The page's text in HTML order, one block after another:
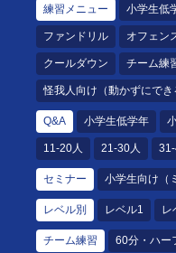
練習メニュー 小学生低
ファンドリル オフェン
クールダウン チーム練
怪我人向け（動かずにでき
Q&A 小学生低学年
11-20人 21-30人
セミナー 小学生向け（
レベル別 レベル1 レ
チーム練習 60分・ハー